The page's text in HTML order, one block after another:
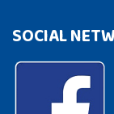
SOCIAL